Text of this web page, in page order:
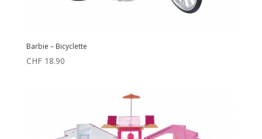
Barbie – Bicyclette
CHF18.90